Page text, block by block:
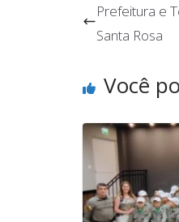
Prefeitura e
Santa Rosa
Você